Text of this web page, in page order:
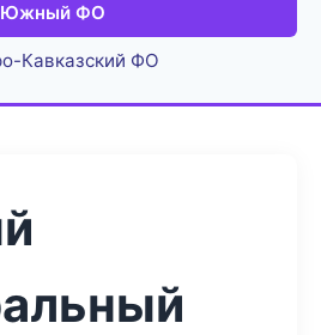
Южный ФО
Кавказский ФО